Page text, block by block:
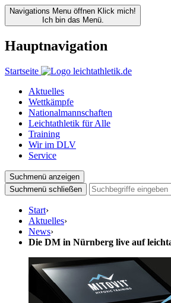
Navigations Menu öffnen Klick mich!
Ich bin das Menü.
Hauptnavigation
Startseite
Aktuelles
Wettkämpfe
Nationalmannschaften
Leichtathletik für Alle
Training
Wir im DLV
Service
Suchmenü anzeigen
Suchmenü schließen
Start›
Aktuelles›
News›
Die DM in Nürnberg live auf